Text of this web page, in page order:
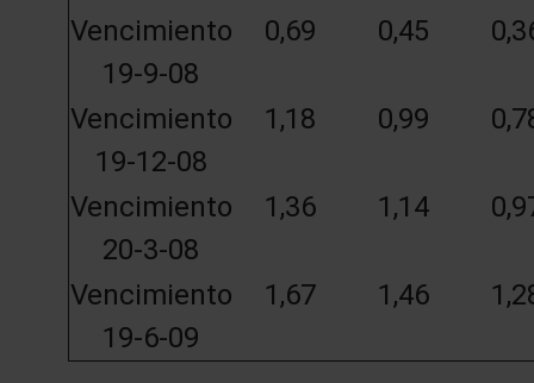
Vencimiento
19-9-08
0,69 0,45
Vencimiento
19-12-08
1,18 0,99
Vencimiento
20-3-08
1,36 1,14
Vencimiento
19-6-09
1,67 1,46